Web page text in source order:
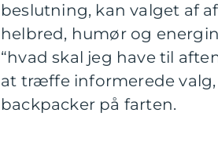
beslutning, kan valget af
helbred, humør og
“hvad skal jeg have til
at træffe informerede
backpacker på farten.